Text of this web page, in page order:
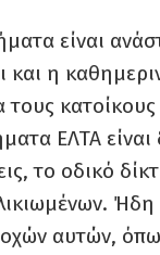
είναι
και η
κατοίκους
ΕΛΤΑ
το οδικό
Ήδη
αυτών,